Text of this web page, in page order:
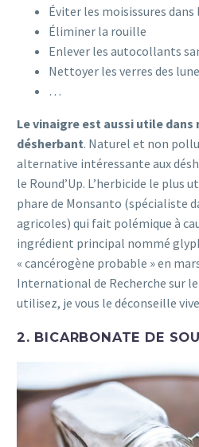
Éviter les moisissures dans
Éliminer la rouille
Enlever les autocollants
Nettoyer les verres des
…
Le vinaigre est aussi utile
désherbant. Naturel et non
alternative intéressante aux
le Round’Up. L’herbicide le plus
phare de Monsanto (spécialiste
agricoles) qui fait polémique à
ingrédient principal nommé
« cancérogène probable » en
International de Recherche sur le
utilisez, je vous le déconseille
2. BICARBONATE DE